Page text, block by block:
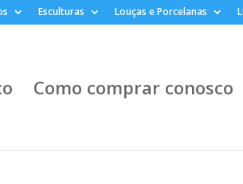
Esculturas Louças e Porcelanas
Como comprar conosco